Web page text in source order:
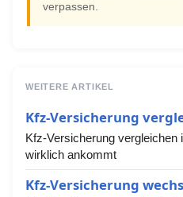
verpassen.
WEITERE ARTIKEL
Kfz-Versicherung
Kfz-Versicherung vergleichen
wirklich ankommt
Kfz-Versicherung